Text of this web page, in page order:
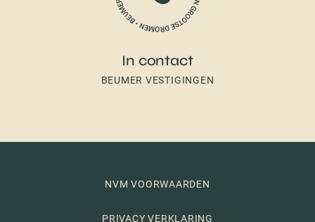
In contact
BEUMER VESTIGINGEN
NVM VOORWAARDEN
PRIVACY VERKLARING